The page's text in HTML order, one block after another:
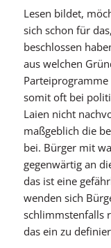
Lesen bildet,
sich schon für
beschlossen
aus welchen
somit oft bei
Laien nicht
maßgeblich die
bei. Bürger mit
gegenwärtig an
das ist eine
wenden sich
schlimmstenfalls
das ein zu